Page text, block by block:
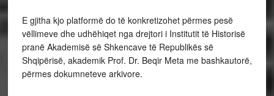
E gjitha kjo platformë do të konkretizohet përmes pesë
vëllimeve dhe udhëhiqet nga drejtori i Institutit të Historisë
pranë Akademisë së Shkencave të Republikës së
Shqipërisë, akademik Prof. Dr. Beqir Meta me bashkautorë,
përmes dokumneteve arkivore.